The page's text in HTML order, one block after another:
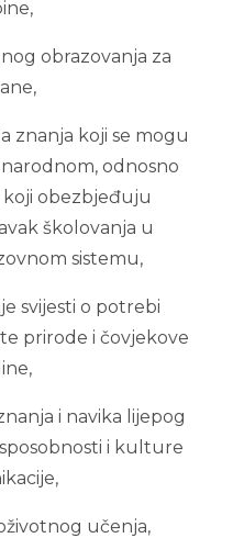
obrazovanja za
znanja koji se mogu
odnosno
obezbjeđuju
školovanja u
sistemu,
svijesti o potrebi
prirode i čovjekove
i navika lijepog
i kulture
učenja,